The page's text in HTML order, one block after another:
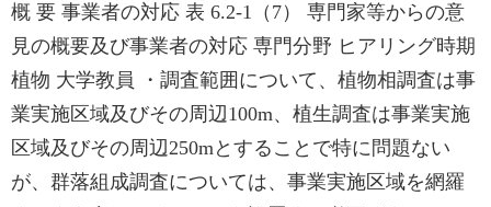
概 要 事業者の対応 表 6.2-1（7） 専門家等からの意
見の概要及び事業者の対応 専門分野 ヒアリング時期
植物 大学教員 ・調査範囲について、植物相調査は事
業実施区域及びその周辺100m、植生調査は事業実施
区域及びその周辺250mとすることで特に問題ない
が、群落組成調査については、事業実施区域を網羅